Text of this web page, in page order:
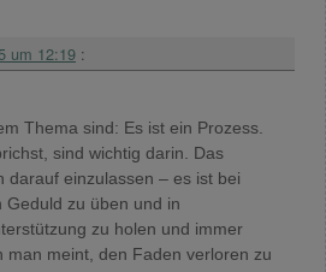
um 12:19 :
Thema sind: Es ist ein Prozess.
sind wichtig darin. Das
darauf einzulassen – es ist bei
Geduld zu üben und in
zu holen und immer
man meint, den Faden verloren zu